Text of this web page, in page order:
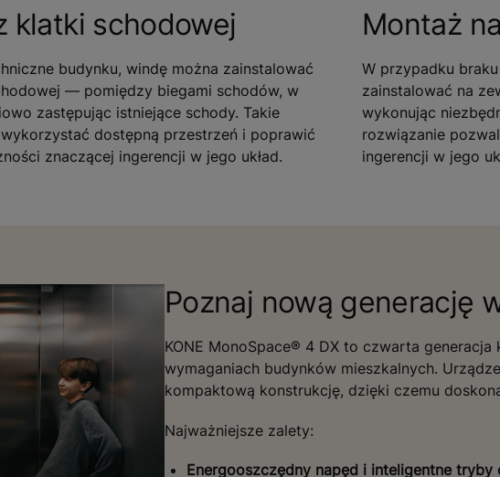
klatki schodowej
budynku, windę można zainstalować
— pomiędzy biegami schodów, w
zastępując istniejące schody. Takie
dostępną przestrzeń i poprawić
znaczącej ingerencji w jego układ.
Montaż
W przypadku
zainstalować na
wykonując
rozwiązanie
ingerencji w jego
Poznaj nową generację
KONE MonoSpace® 4 DX to czwarta
wymaganiach budynków mieszkalnych.
kompaktową konstrukcję, dzięki czemu
Najważniejsze zalety:
Energooszczędny napęd i inteligentne tryby